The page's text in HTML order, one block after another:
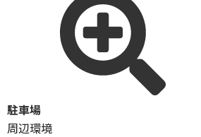
駐車場
周辺環境